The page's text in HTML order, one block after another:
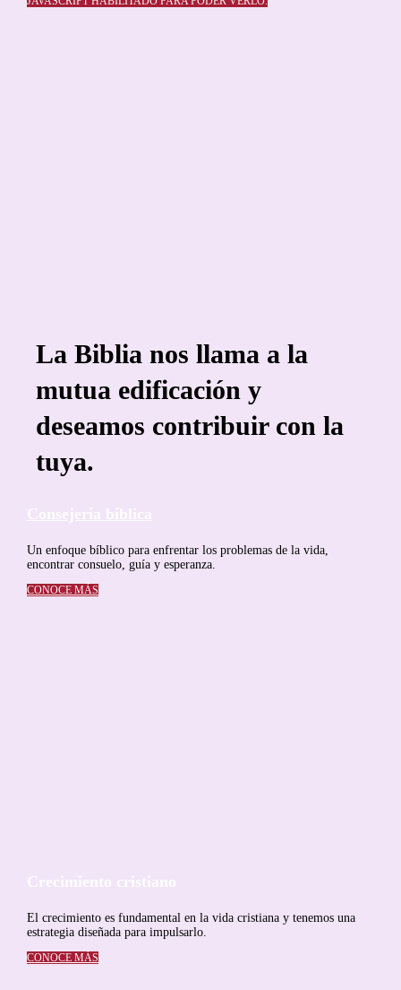
La Biblia nos llama a la
mutua edificación y
deseamos contribuir con la
tuya.
Consejería bíblica
Un enfoque bíblico para enfrentar los problemas de la vida,
encontrar consuelo, guía y esperanza.
CONOCE MÁS
Crecimiento cristiano
El crecimiento es fundamental en la vida cristiana y tenemos una
estrategia diseñada para impulsarlo.
CONOCE MÁS